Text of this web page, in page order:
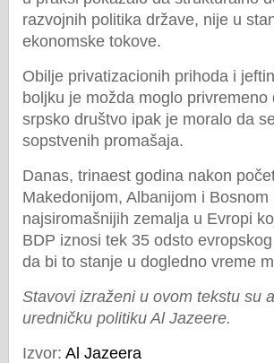
razvojnih politika države, nije u
ekonomske tokove.
Obilje privatizacionih prihoda i
boljku je možda moglo
srpsko društvo ipak je moralo da
sopstvenih promašaja.
Danas, trinaest godina nakon
Makedonijom, Albanijom i
najsiromašnijih zemalja u Evropi
BDP iznosi tek 35 odsto
da bi to stanje u dogledno vreme
Stavovi izraženi u ovom tekstu su
uredničku politiku Al Jazeere.
Izvor: Al Jazeera